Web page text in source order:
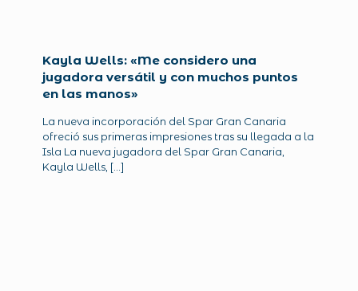
Kayla Wells: «Me considero una
jugadora versátil y con muchos puntos
en las manos»
La nueva incorporación del Spar Gran Canaria
ofreció sus primeras impresiones tras su llegada a la
Isla La nueva jugadora del Spar Gran Canaria,
Kayla Wells, […]